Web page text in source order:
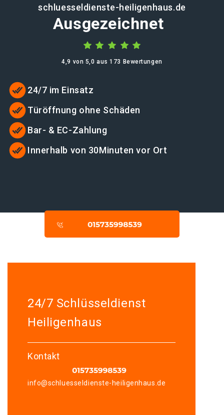
schluesseldienste-heiligenhaus.de
Ausgezeichnet
4,9 von 5,0 aus 173 Bewertungen
24/7 im Einsatz
Türöffnung ohne Schäden
Bar- & EC-Zahlung
Innerhalb von 30Minuten vor Ort
24/7 Schlüsseldienst
Heiligenhaus
Kontakt
info@schluesseldienste-heiligenhaus.de